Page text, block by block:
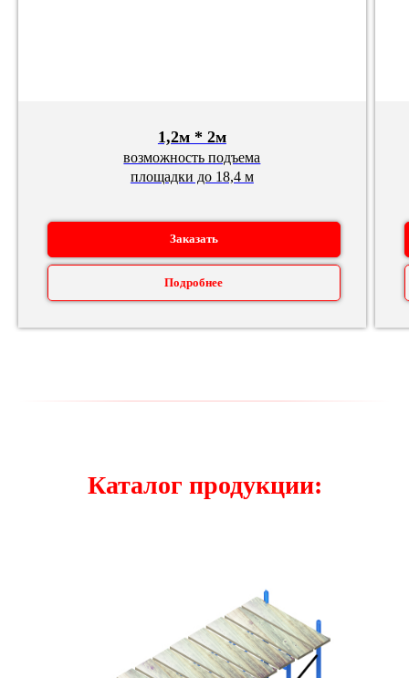
1,2м * 2м
возможность подъема
площадки до 18,4 м
Заказать
Подробнее
Каталог продукции: